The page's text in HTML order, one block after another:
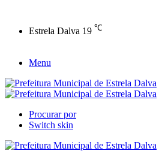
Estrela Dalva 19 ℃
Menu
Procurar por
Switch skin